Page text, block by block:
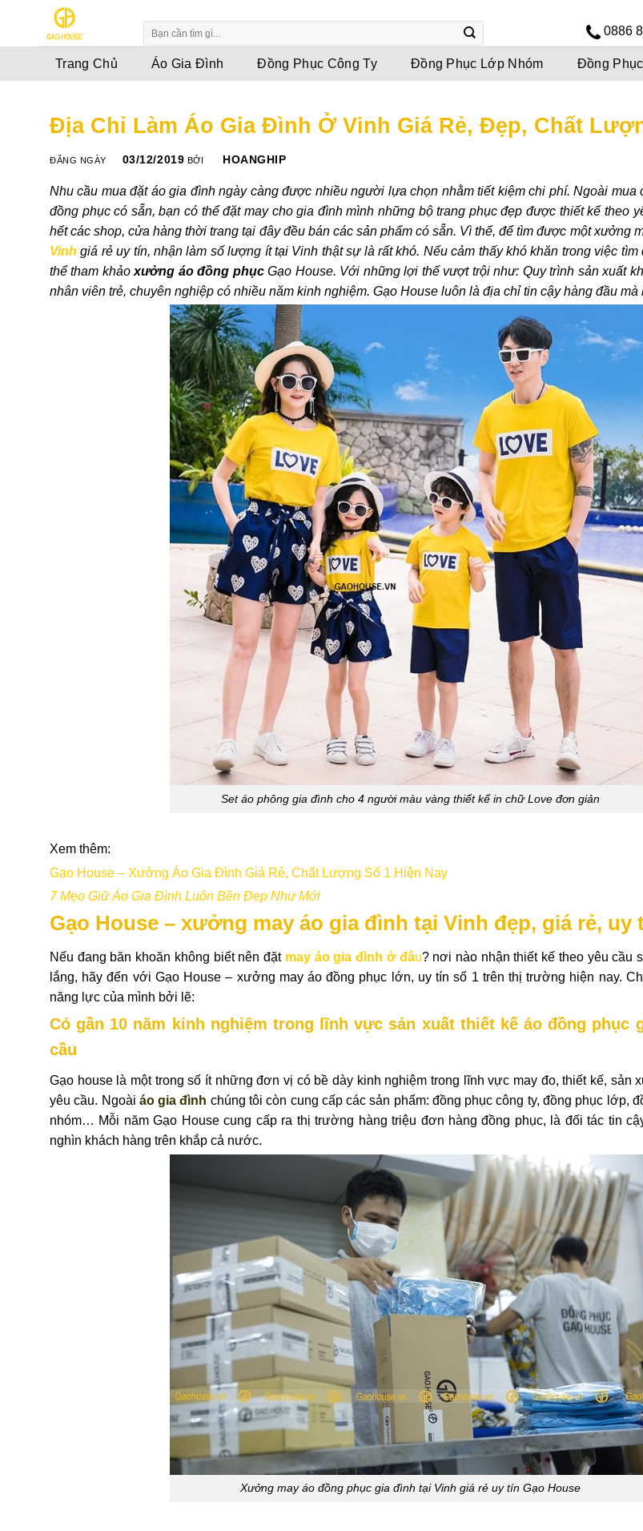
content
0886
Trang Chủ Áo Gia Đình Đồng Phục Công Ty Đồng Phục Lớp Nhóm Đồng
Địa Chỉ Làm Áo Gia Đình Ở Vinh Giá Rẻ, Đẹp, Chất
ĐĂNG NGÀY 03/12/2019 BỞI HOANGHIP
Nhu cầu mua đặt áo gia đình ngày càng được nhiều người lựa chọn nhằm tiết kiệm chi phí. Ngoài mua
đồng phục có sẵn, bạn có thể đặt may cho gia đình mình những bộ trang phục đẹp được thiết kế theo
hết các shop, cửa hàng thời trang tại đây đều bán các sản phẩm có sẵn. Vì thế, để tìm được một xưởng
Vinh giá rẻ uy tín, nhận làm số lượng ít tại Vinh thật sự là rất khó. Nếu cảm thấy khó khăn trong việc tìm
thể tham khảoxưởng áo đồng phụcGạo House. Với những lợi thế vượt trội như: Quy trình sản xuất
nhân viên trẻ, chuyên nghiệp có nhiều năm kinh nghiệm. Gạo House luôn là địa chỉ tin cậy hàng đầu mà
Set áo phông gia đình cho 4 người màu vàng thiết kế in chữ Love đơn giản
Xem thêm:
Gạo House – Xưởng Áo Gia Đình Giá Rẻ, Chất Lượng Số 1 Hiện Nay
7 Mẹo Giữ Áo Gia Đình Luôn Bền Đẹp Như Mới
Gạo House – xưởng may áo gia đình tại Vinh đẹp, giá rẻ, uy
Nếu đang băn khoăn không biết nên đặt may áo gia đình ở đâu? nơi nào nhận thiết kế theo yêu
lắng, hãy đến với Gạo House – xưởng may áo đồng phục lớn, uy tín số 1 trên thị trường hiện nay.
năng lực của mình bởi lẽ:
Có gần 10 năm kinh nghiệm trong lĩnh vực sản xuất thiết kế áo đồng phục
cầu
Gạo house là một trong số ít những đơn vị có bề dày kinh nghiệm trong lĩnh vực may đo, thiết kế, sản
yêu cầu. Ngoài áo gia đình chúng tôi còn cung cấp các sản phẩm: đồng phục công ty, đồng phục lớp,
nhóm… Mỗi năm Gạo House cung cấp ra thị trường hàng triệu đơn hàng đồng phục, là đối tác tin
nghìn khách hàng trên khắp cả nước.
Xưởng may áo đồng phục gia đình tại Vinh giá rẻ uy tín Gạo House